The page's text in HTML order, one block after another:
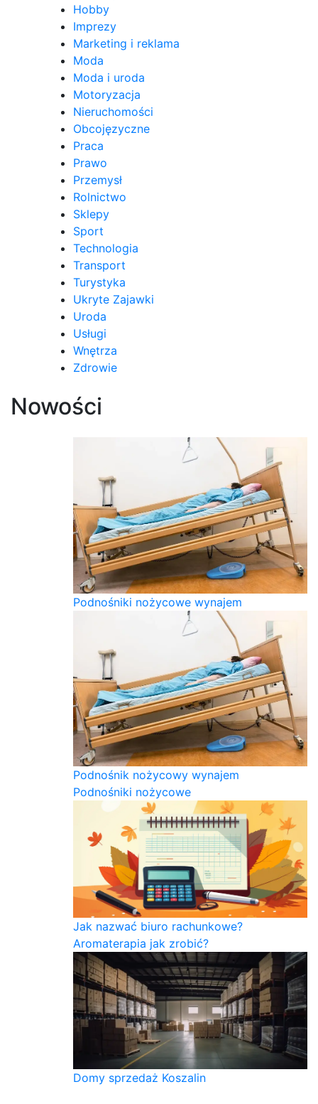
Hobby
Imprezy
Marketing i reklama
Moda
Moda i uroda
Motoryzacja
Nieruchomości
Obcojęzyczne
Praca
Prawo
Przemysł
Rolnictwo
Sklepy
Sport
Technologia
Transport
Turystyka
Ukryte Zajawki
Uroda
Usługi
Wnętrza
Zdrowie
Nowości
Podnośniki nożycowe wynajem
Podnośnik nożycowy wynajem
Podnośniki nożycowe
Jak nazwać biuro rachunkowe?
Aromaterapia jak zrobić?
Domy sprzedaż Koszalin